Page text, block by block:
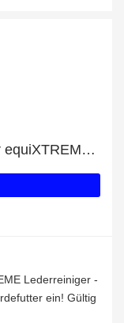
Das beste Angebot von heute für equiXTREME Lederreiniger - bis zu 10% Rabatt
Lederreiniger -
ein! Gültig